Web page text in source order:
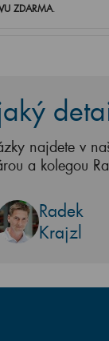
ZDARMA.
najdete v
a kolegou
Radek
Krajzl